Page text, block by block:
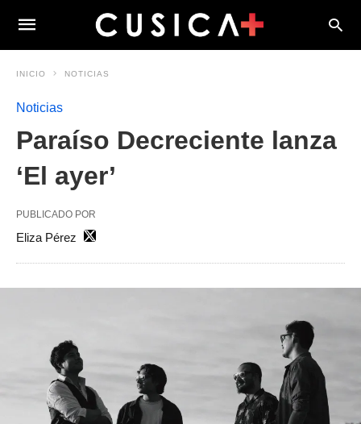
INICIO NOTICIAS
Noticias
Paraíso Decreciente lanza
‘El ayer’
PUBLICADO POR
Eliza Pérez